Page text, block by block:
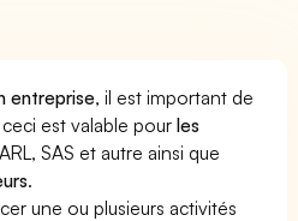
entreprise, il est important de
est valable pourles
SAS et autre ainsi que
.
une ou plusieurs activités